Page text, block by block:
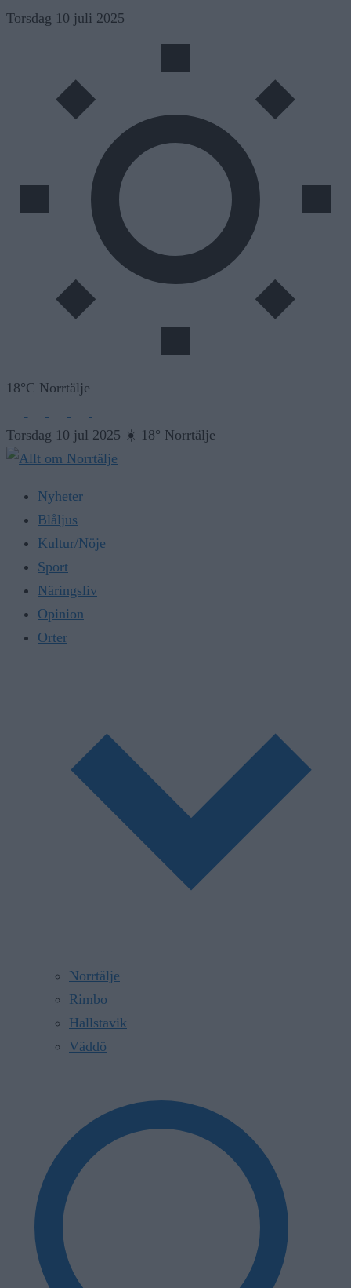
Skip
Torsdag 10 juli 2025
18°C Norrtälje
Torsdag 10 jul 2025 ☀️ 18° Norrtälje
Nyheter
Blåljus
Kultur/Nöje
Sport
Näringsliv
Opinion
Orter
Norrtälje
Rimbo
Hallstavik
Väddö